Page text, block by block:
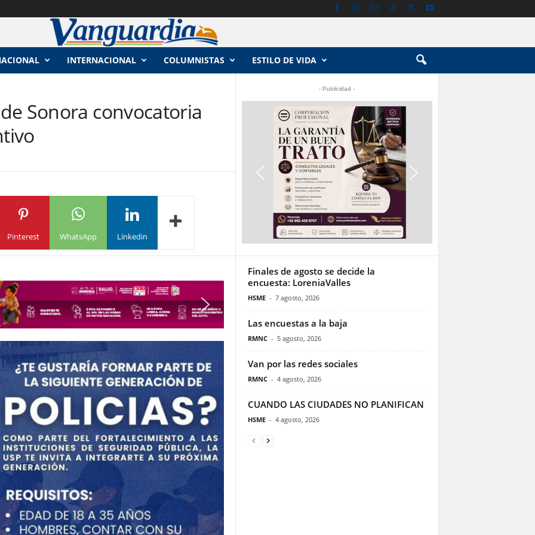
INTERNACIONAL COLUMNISTAS ESTILO DE VIDA
Sonora convocatoria
Pinterest WhatsApp Linkedin
- Publicidad -
Finales de agosto se decide la
encuesta: LoreniaValles
HSME - 7 agosto, 2026
Las encuestas a la baja
RMNC - 5 agosto, 2026
Van por las redes sociales
RMNC - 4 agosto, 2026
CUANDO LAS CIUDADES NO PLANIFICAN
HSME - 4 agosto, 2026